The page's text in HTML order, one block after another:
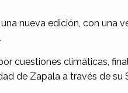
nueva edición, con una
cuestiones climáticas,
de Zapala a través de su